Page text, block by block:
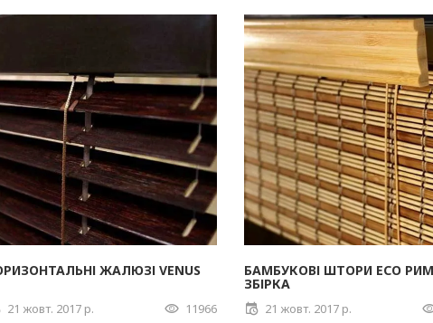
ЖАЛЮЗІ VENUS
21 жовт. 2017 р. 11966
БАМБУКОВІ ШТОРИ ECO
ЗБІРКА
21 жовт. 2017 р.